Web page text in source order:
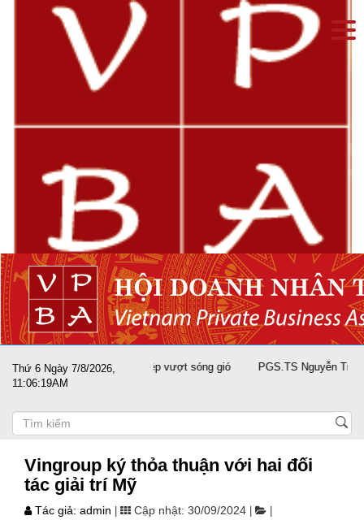
Thứ 6 Ngày 7/8/2026,
11:06:19AM
sát cánh cùng doanh nghiệp vượt sóng gió PGS.TS Nguyễn Trọng
Vingroup ký thỏa thuận với hai đối
tác giải trí Mỹ
Tác giả: admin Cập nhật: 30/09/2024